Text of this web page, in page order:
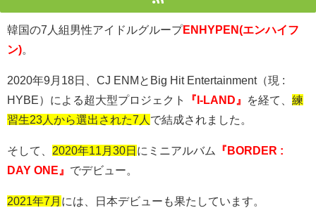
韓国の7人組男性アイドルグループENHYPEN(エンハイフ
ン)
2020年9 月 18日、 CJ ENM と Big Hit Entertainment（現 :
HYBE）による超大型プロジェクト 『I-LAND』 を経て、 練
習生23人から選出された7人 で結成されました。
そして、 2020年11月30日 にミニアルバム
『BORDER :
DAY ONE』 でデビュー。
2021年7月 には、日本デビューも果たしています。